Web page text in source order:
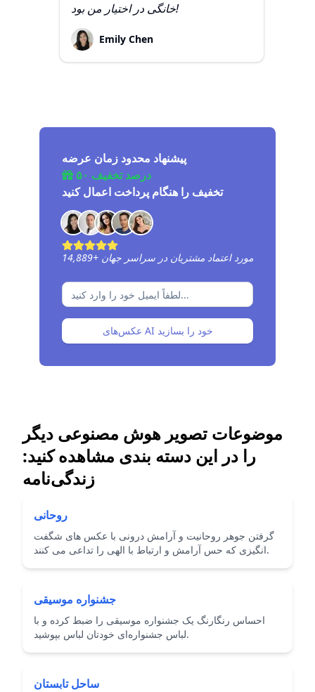
خانگی در اختیار من بود!
Emily Chen
پیشنهاد محدود زمان عرضه
۵۰ درصد تخفیف
تخفیف را هنگام پرداخت اعمال کنید
14,890+ مورد اعتماد مشتریان در سراسر جهان
عکس‌های AI خود را بسازید
موضوعات تصویر هوش مصنوعی دیگر
را در این دسته بندی مشاهده کنید:
زندگی‌نامه
روحانی
گرفتن جوهر روحانیت و آرامش درونی با عکس های شگفت
انگیزی که حس آرامش و ارتباط با الهی را تداعی می کنند.
جشنواره موسیقی
احساس رنگارنگ یک جشنواره موسیقی را ضبط کرده و با
لباس جشنواره‌ای خودتان لباس بپوشید.
ساحل تابستان